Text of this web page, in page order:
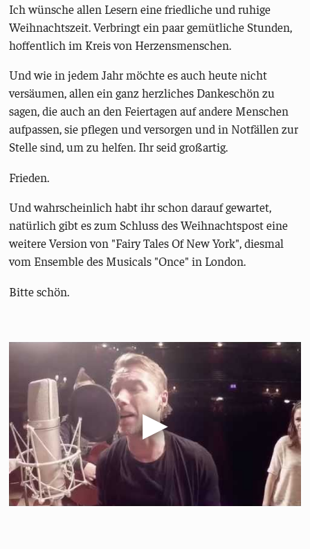
Ich wünsche allen Lesern eine friedliche und ruhige
Weihnachtszeit. Verbringt ein paar gemütliche Stunden,
hoffentlich im Kreis von Herzensmenschen.
Und wie in jedem Jahr möchte es auch heute nicht
versäumen, allen ein ganz herzliches Dankeschön zu
sagen, die auch an den Feiertagen auf andere Menschen
aufpassen, sie pflegen und versorgen und in Notfällen zur
Stelle sind, um zu helfen. Ihr seid großartig.
Frieden.
Und wahrscheinlich habt ihr schon darauf gewartet,
natürlich gibt es zum Schluss des Weihnachtspost eine
weitere Version von "Fairy Tales Of New York", diesmal
vom Ensemble des Musicals "Once" in London.
Bitte schön.